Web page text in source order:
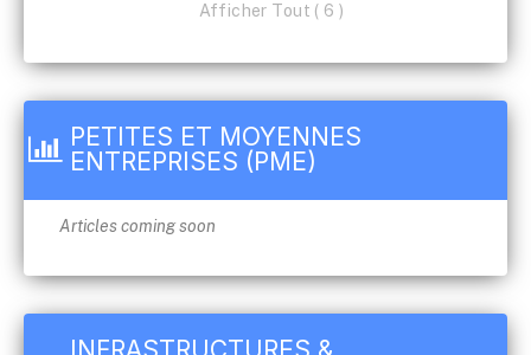
Afficher Tout ( 6 )
PETITES ET MOYENNES
ENTREPRISES (PME)
Articles coming soon